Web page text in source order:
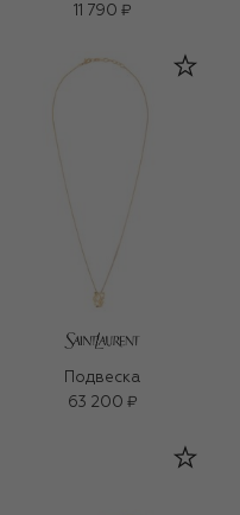
Bloom
11 790 ₽
Подвеска
63 200 ₽